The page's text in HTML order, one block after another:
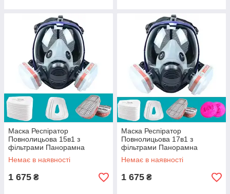
Маска Респіратор
Повнолицьова 15в1 з
фільтрами Панорамна
Захист від пилу фарби
протитуманний Захист від
формальдегіду для роботи з
Немає в наявності
1 675 ₴
Маска Респіратор
Повнолицьова 17в1 з
фільтрами Панорамна
Захист від пилу фарби
протитуманний Захист від
формальдегіду для роботи з
Немає в наявності
1 675 ₴